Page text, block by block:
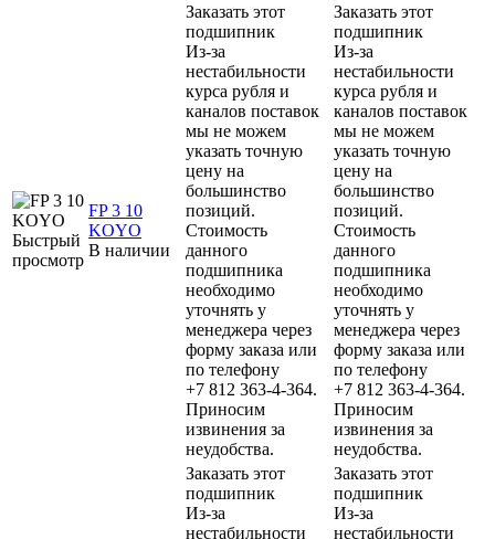
Быстрый
просмотр
FP 3 10
KOYO
В наличии
Заказать этот
подшипник
Из-за
нестабильности
курса рубля и
каналов поставок
мы не можем
указать точную
цену на
большинство
позиций.
Стоимость
данного
подшипника
необходимо
уточнять у
менеджера через
форму заказа или
по телефону
+7 812 363-4-364.
Приносим
извинения за
неудобства.
Заказать этот
подшипник
Из-за
нестабильности
курса рубля и
каналов поставок
мы не можем
указать точную
цену на
большинство
позиций.
Стоимость
данного
подшипника
необходимо
уточнять у
менеджера через
форму заказа или
по телефону
+7 812 363-4-364.
Приносим
извинения за
неудобства.
Заказать этот
подшипник
Из-за
нестабильности
Заказать этот
подшипник
Из-за
нестабильности